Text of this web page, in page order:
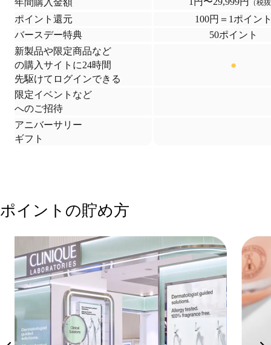
年間購入金額
ポイント還元
バースデー特典
新製品や限定商品など
の購入サイトに24時間
先駆けてログインできる
限定イベントなど
へのご招待
アニバーサリー
ギフト
（税
100円＝1ポイン
50ポイント
●
ポイントの貯め方